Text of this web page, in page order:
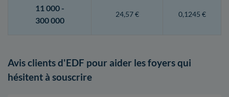
11 000 -
300 000
24,57 € 0,1245 €
Avis clients d'EDF pour aider les foyers qui
hésitent à souscrire